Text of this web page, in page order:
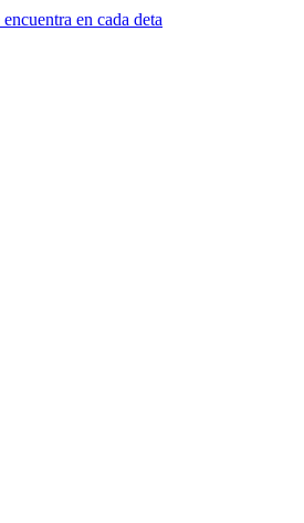
en cada deta